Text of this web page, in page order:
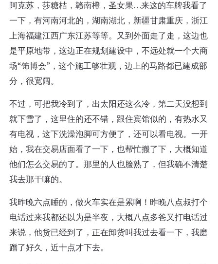
阿克苏，莎糖桔，赣南橙，圣女果…来这的车牌我看了
一下，有河南河北的，湖南湖北，新疆甘肃重庆，浙江
上海福建江西广东江苏等等。又到外面走了走，这边也
是平原地带，这边正在规划建设中，不远处就一个大商
场“饰博会”，这个施工够壮观，边上的马路都已建成部
分，很宽阔。
不过，可把我冷到了，出太阳还这么冷，第二天没想到
就下雪了，这里住的还不错，跟住宾馆似的，有热水又
有电视，这下洗澡泡脚可方便了，还可以看电视。一开
始，我在交易店面看了一下，也帮忙搬了下，大概知道
他们怎么交易的了。那里的人也脸熟了，但我确不清楚
我去那干嘛的。
我昨晚六点睡的，做火车实在是累啊！昨晚八点叔打个
电话过来我都还以为是半夜，大概八点多爸又打电话过
来说，他货已经到了，正在卸货叫我过去看一下，我磨
蹭了好久，近十点才下去。